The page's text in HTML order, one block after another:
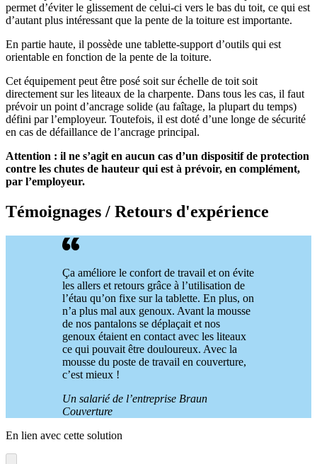
permet d’éviter le glissement de celui-ci vers le bas du toit, ce qui est
d’autant plus intéressant que la pente de la toiture est importante.
En partie haute, il possède une tablette-support d’outils qui est
orientable en fonction de la pente de la toiture.
Cet équipement peut être posé soit sur échelle de toit soit
directement sur les liteaux de la charpente. Dans tous les cas, il faut
prévoir un point d’ancrage solide (au faîtage, la plupart du temps)
défini par l’employeur. Toutefois, il est doté d’une longe de sécurité
en cas de défaillance de l’ancrage principal.
Attention : il ne s’agit en aucun cas d’un dispositif de protection
contre les chutes de hauteur qui est à prévoir, en complément,
par l’employeur.
Témoignages / Retours d'expérience
Ça améliore le confort de travail et on évite
les allers et retours grâce à l’utilisation de
l’étau qu’on fixe sur la tablette. En plus, on
n’a plus mal aux genoux. Avant la mousse
de nos pantalons se déplaçait et nos
genoux étaient en contact avec les liteaux
ce qui pouvait être douloureux. Avec la
mousse du poste de travail en couverture,
c’est mieux !
Un salarié de l’entreprise Braun
Couverture
En lien avec cette solution